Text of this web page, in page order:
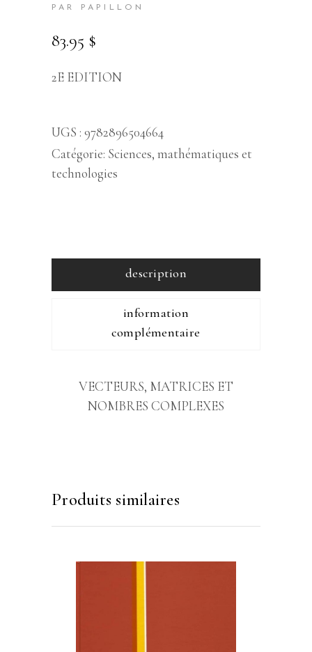
PAR PAPILLON
83.95 $
2E EDITION
UGS : 9782896504664
Catégorie: Sciences, mathématiques et
technologies
description
information
complémentaire
VECTEURS, MATRICES ET
NOMBRES COMPLEXES
Produits similaires